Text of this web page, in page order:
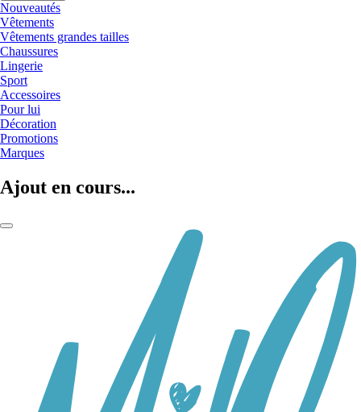
Nouveautés
Vêtements
Vêtements grandes tailles
Chaussures
Lingerie
Sport
Accessoires
Pour lui
Décoration
Promotions
Marques
Ajout en cours...